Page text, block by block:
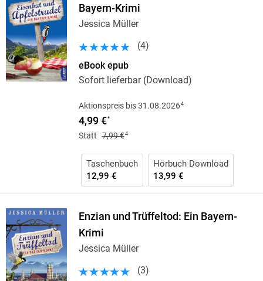
Bayern-Krimi
Jessica Müller
(4)
eBook epub
Sofort lieferbar (Download)
Aktionspreis bis 31.08.20264
4,99 €*
Statt 7,99 €4
Taschenbuch
12,99 €
Hörbuch Download
13,99 €
Enzian und Trüffeltod: Ein Bayern-
Krimi
Jessica Müller
(3)